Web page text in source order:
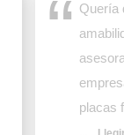
Quería
placas